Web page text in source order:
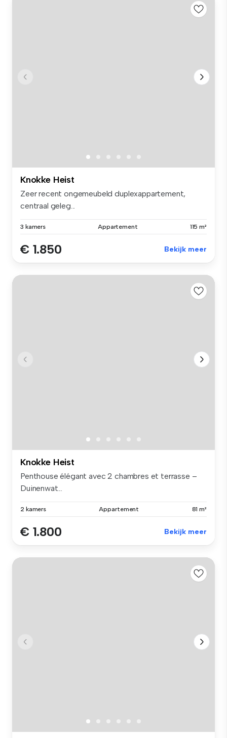
Knokke Heist
Zeer recent ongemeubeld duplexappartement,
centraal geleg...
3 kamers Appartement 115 m²
€ 1.850 Bekijk meer
Knokke Heist
Penthouse élégant avec 2 chambres et terrasse –
Duinenwat...
2 kamers Appartement 81 m²
€ 1.800 Bekijk meer